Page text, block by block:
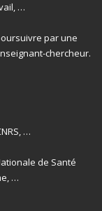
…
par une
chercheur.
…
de Santé
…